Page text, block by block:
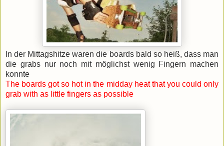
In der Mittagshitze waren die boards bald so heiß, dass man
die grabs nur noch mit möglichst wenig Fingern machen
konnte
The boards got so hot in the midday heat that you could only
grab with as little fingers as possible